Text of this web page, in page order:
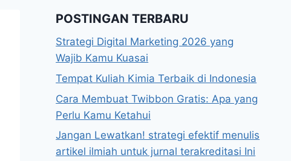
POSTINGAN TERBARU
Strategi Digital Marketing 2026 yang
Wajib Kamu Kuasai
Tempat Kuliah Kimia Terbaik di Indonesia
Cara Membuat Twibbon Gratis: Apa yang
Perlu Kamu Ketahui
Jangan Lewatkan! strategi efektif menulis
artikel ilmiah untuk jurnal terakreditasi Ini